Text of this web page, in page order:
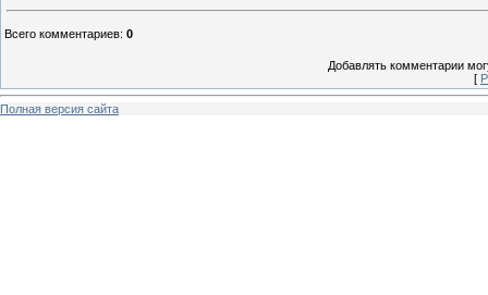
Всего комментариев: 0
Добавлять комментарии
[
Полная версия сайта